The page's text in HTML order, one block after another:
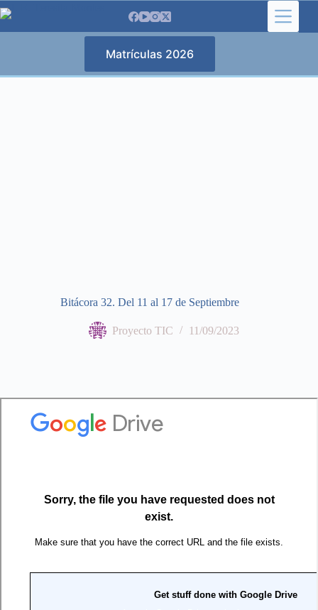
Saltar
al
contenido
Matrículas 2026
Bitácora 32. Del 11 al 17 de Septiembre
Proyecto TIC 11/09/2023